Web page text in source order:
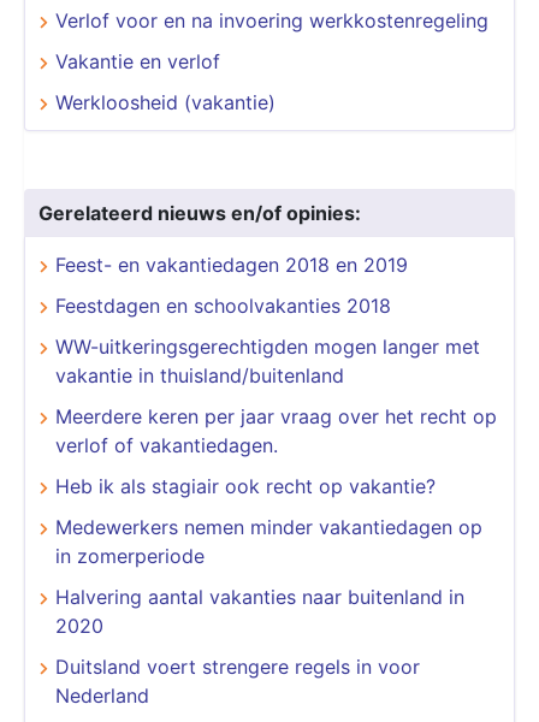
Verlof voor en na invoering werkkostenregeling
Vakantie en verlof
Werkloosheid (vakantie)
Gerelateerd nieuws en/of opinies:
Feest- en vakantiedagen 2018 en 2019
Feestdagen en schoolvakanties 2018
WW-uitkeringsgerechtigden mogen langer met
vakantie in thuisland/buitenland
Meerdere keren per jaar vraag over het recht op
verlof of vakantiedagen.
Heb ik als stagiair ook recht op vakantie?
Medewerkers nemen minder vakantiedagen op
in zomerperiode
Halvering aantal vakanties naar buitenland in
2020
Duitsland voert strengere regels in voor
Nederland